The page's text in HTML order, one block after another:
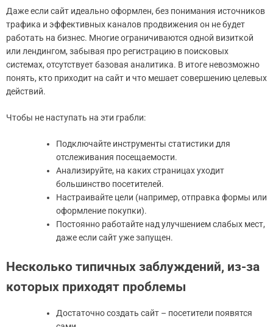
Даже если сайт идеально оформлен, без понимания источников
трафика и эффективных каналов продвижения он не будет
работать на бизнес. Многие ограничиваются одной визиткой
или лендингом, забывая про регистрацию в поисковых
системах, отсутствует базовая аналитика. В итоге невозможно
понять, кто приходит на сайт и что мешает совершению целевых
действий.
Чтобы не наступать на эти грабли:
Подключайте инструменты статистики для
отслеживания посещаемости.
Анализируйте, на каких страницах уходит
большинство посетителей.
Настраивайте цели (например, отправка формы или
оформление покупки).
Постоянно работайте над улучшением слабых мест,
даже если сайт уже запущен.
Несколько типичных заблуждений, из-за
которых приходят проблемы
Достаточно создать сайт – посетители появятся